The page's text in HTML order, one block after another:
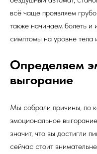
всё чаще проявляем
также начинаем болеть и
симптомы на уровне тела
Определяем
выгорание
Мы собрали причины, по
эмоциональное
значит, что вы достигли
сейчас стоит